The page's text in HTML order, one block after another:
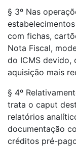
§ 3º Nas
com fichas,
Nota Fiscal,
do ICMS devido,
aquisição mais
§ 4º
trata o caput
relatórios
documentação
créditos pré-